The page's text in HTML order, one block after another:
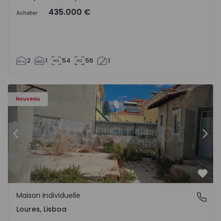
Acheter 435.000 €
2 1 54 56 1
Nouveau
Maison Individuelle T3 Loures - 1574853 - 19
Précédent
Loures, Lisboa
Maison Individuelle
Loures, Lisboa